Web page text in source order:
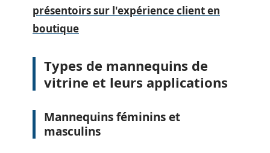
présentoirs sur l'expérience client en
boutique
Types de mannequins de
vitrine et leurs applications
Mannequins féminins et
masculins